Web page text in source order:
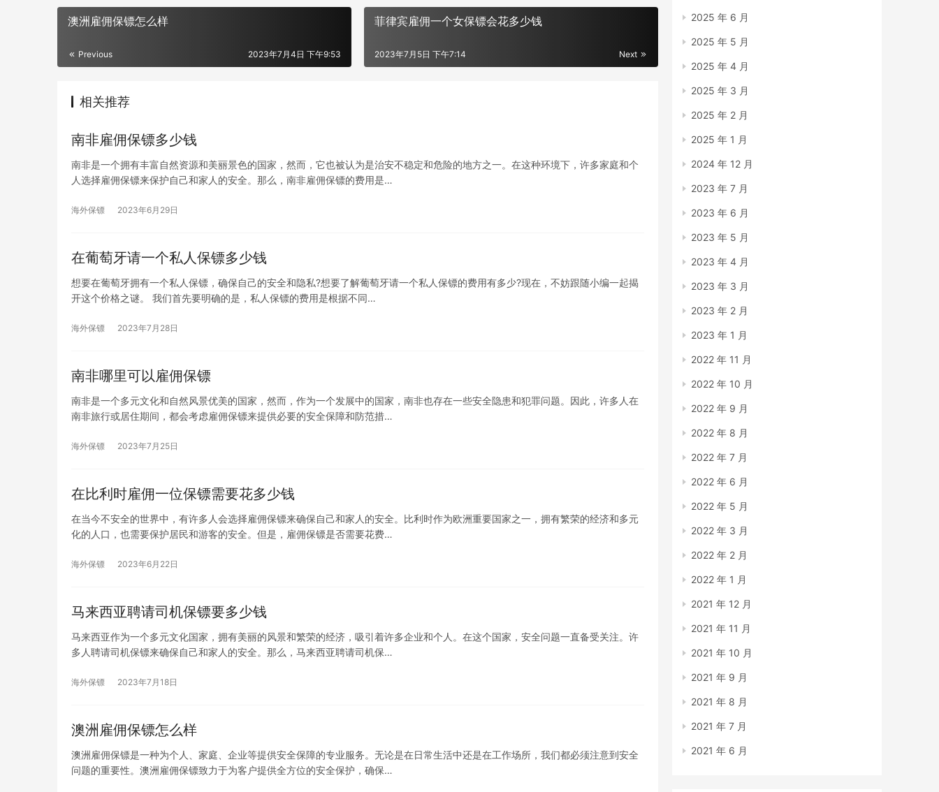
澳洲雇佣保镖怎么样
Previous 2023年7月4日 下午9:53
菲律宾雇佣一个女保镖会花多少钱
Next
2023年7月5日 下午7:14
相关推荐
南非雇佣保镖多少钱
南非是一个拥有丰富自然资源和美丽景色的国家，然而，它也被认为是治安不稳定和危险的地方之一。在这种环境下，许多家庭和个
人选择雇佣保镖来保护自己和家人的安全。那么，南非雇佣保镖的费用是…
海外保镖 2023年6月29日
在葡萄牙请一个私人保镖多少钱
想要在葡萄牙拥有一个私人保镖，确保自己的安全和隐私?想要了解葡萄牙请一个私人保镖的费用有多少?现在，不妨跟随小编一起揭
开这个价格之谜。 我们首先要明确的是，私人保镖的费用是根据不同…
海外保镖 2023年7月28日
南非哪里可以雇佣保镖
南非是一个多元文化和自然风景优美的国家，然而，作为一个发展中的国家，南非也存在一些安全隐患和犯罪问题。因此，许多人在
南非旅行或居住期间，都会考虑雇佣保镖来提供必要的安全保障和防范措…
海外保镖 2023年7月25日
在比利时雇佣一位保镖需要花多少钱
在当今不安全的世界中，有许多人会选择雇佣保镖来确保自己和家人的安全。比利时作为欧洲重要国家之一，拥有繁荣的经济和多元
化的人口，也需要保护居民和游客的安全。但是，雇佣保镖是否需要花费…
海外保镖 2023年6月22日
马来西亚聘请司机保镖要多少钱
马来西亚作为一个多元文化国家，拥有美丽的风景和繁荣的经济，吸引着许多企业和个人。在这个国家，安全问题一直备受关注。许
多人聘请司机保镖来确保自己和家人的安全。那么，马来西亚聘请司机保…
海外保镖 2023年7月18日
澳洲雇佣保镖怎么样
澳洲雇佣保镖是一种为个人、家庭、企业等提供安全保障的专业服务。无论是在日常生活中还是在工作场所，我们都必须注意到安全
问题的重要性。澳洲雇佣保镖致力于为客户提供全方位的安全保护，确保…
2025 年 6 月
2025 年 5 月
2025 年 4 月
2025 年 3 月
2025 年 2 月
2025 年 1 月
2024 年 12 月
2023 年 7 月
2023 年 6 月
2023 年 5 月
2023 年 4 月
2023 年 3 月
2023 年 2 月
2023 年 1 月
2022 年 11 月
2022 年 10 月
2022 年 9 月
2022 年 8 月
2022 年 7 月
2022 年 6 月
2022 年 5 月
2022 年 3 月
2022 年 2 月
2022 年 1 月
2021 年 12 月
2021 年 11 月
2021 年 10 月
2021 年 9 月
2021 年 8 月
2021 年 7 月
2021 年 6 月